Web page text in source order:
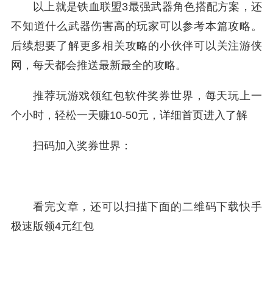
以上就是铁血联盟3最强武器角色搭配方案，还
不知道什么武器伤害高的玩家可以参考本篇攻略。
后续想要了解更多相关攻略的小伙伴可以关注游侠
网，每天都会推送最新最全的攻略。
推荐玩游戏领红包软件奖券世界，每天玩上一
个小时，轻松一天赚10-50元，详细首页进入了解
扫码加入奖券世界：
看完文章，还可以扫描下面的二维码下载快手
极速版领4元红包